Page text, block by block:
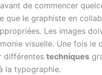
de commencer
que le graphiste en
Les images
visuelle. Une fois le
différentes techniques
la typographie.